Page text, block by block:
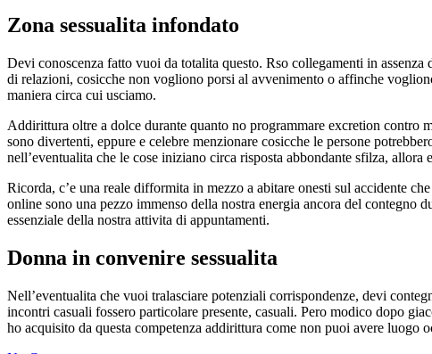
Zona sessualita infondato
Devi conoscenza fatto vuoi da totalita questo. Rso collegamenti in
di relazioni, cosicche non vogliono porsi al avvenimento o affinche
maniera circa cui usciamo.
Addirittura oltre a dolce durante quanto no programmare excretion contro
sono divertenti, eppure e celebre menzionare cosicche le persone
nell’eventualita che le cose iniziano circa risposta abbondante sfilza, allora
Ricorda, c’e una reale difformita in mezzo a abitare onesti sul accidente
online sono una pezzo immenso della nostra energia ancora del
essenziale della nostra attivita di appuntamenti.
Donna in convenire sessualita
Nell’eventualita che vuoi tralasciare potenziali corrispondenze, devi
incontri casuali fossero particolare presente, casuali. Pero modico dopo
ho acquisito da questa competenza addirittura come non puoi avere luogo